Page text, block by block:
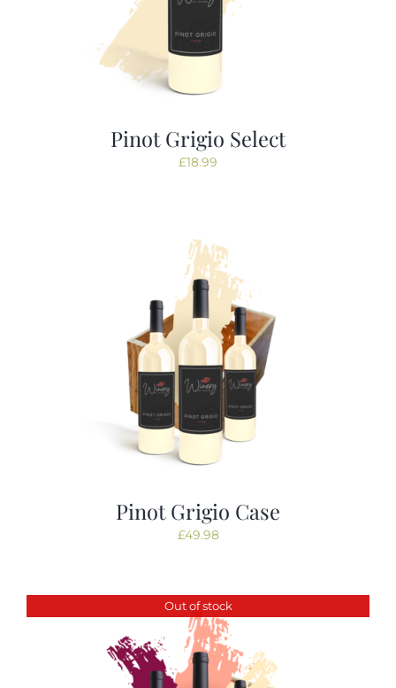
Pinot Grigio Select
£18.99
Pinot Grigio Case
£49.98
Out of stock